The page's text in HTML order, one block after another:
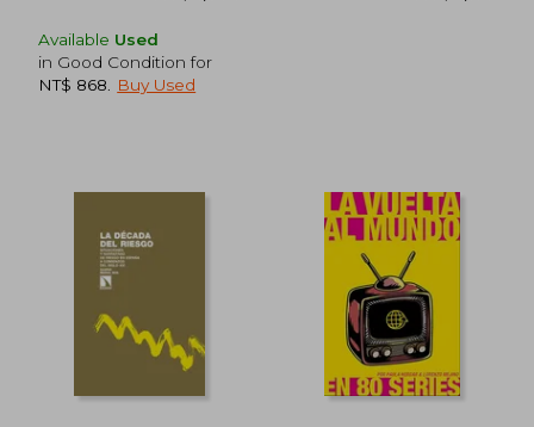
Available Used
in Good Condition for
NT$ 868
Buy Used